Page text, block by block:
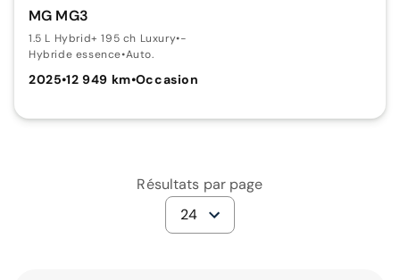
MG MG3
1.5 L Hybrid+ 195 ch Luxury•-
Hybride essence•Auto.
2025•12 949 km•Occasion
Résultats par page
24